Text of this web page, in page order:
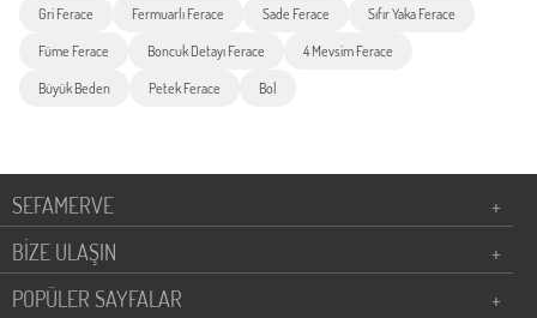
Gri Ferace Fermuarlı Ferace Sade Ferace Sıfır Yaka Ferace
Füme Ferace Boncuk Detayı Ferace 4 Mevsim Ferace
Büyük Beden Petek Ferace Bol
SEFAMERVE
+
BİZE ULAŞIN
+
POPÜLER SAYFALAR
+